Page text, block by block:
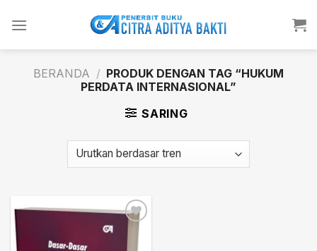
BERANDA / PRODUK DENGAN TAG “HUKUM
PERDATA INTERNASIONAL”
SARING